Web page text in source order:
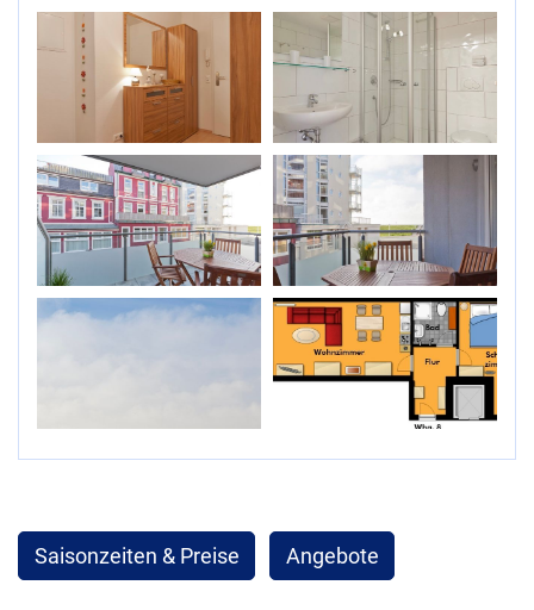
Saisonzeiten & Preise Angebote